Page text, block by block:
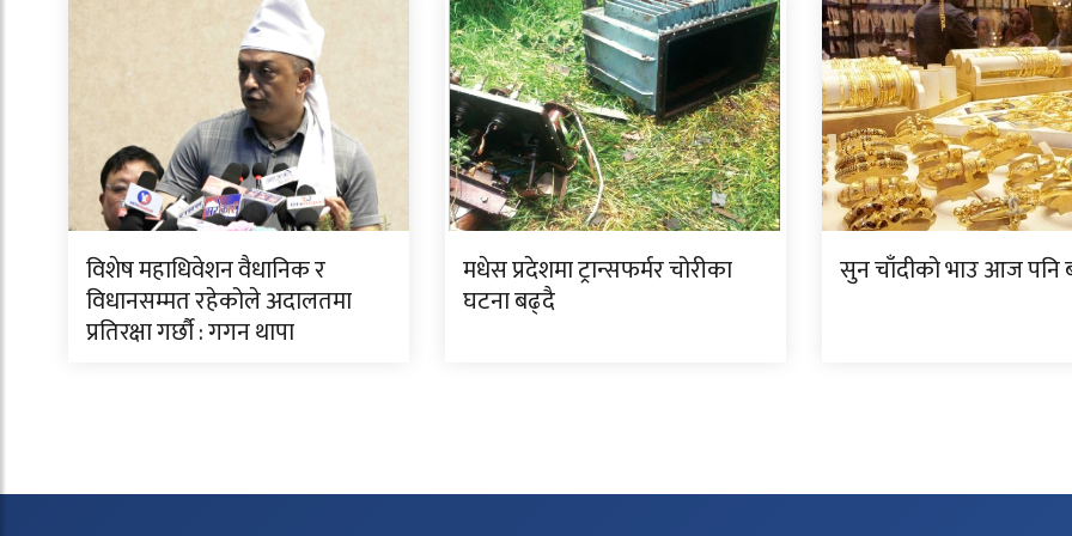
विशेष महाधिवेशन वैधानिक र
विधानसम्मत रहेकोले अदालतमा
प्रतिरक्षा गर्छौ : गगन थापा
मधेस प्रदेशमा ट्रान्सफर्मर चोरीका
घटना बढ्दै
सुन चाँदीको भाउ आज पनि